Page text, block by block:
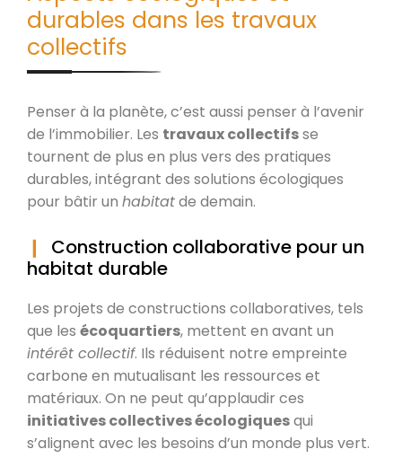
durables dans les travaux
collectifs
Penser à la planète, c’est aussi penser à l’avenir
de l’immobilier. Les travaux collectifsse
tournent de plus en plus vers des pratiques
durables, intégrant des solutions écologiques
pour bâtir un habitatde demain.
Construction collaborative pour un
habitat durable
Les projets de constructions collaboratives, tels
que les écoquartiers, mettent en avant un
intérêt collectif. Ils réduisent notre empreinte
carbone en mutualisant les ressources et
matériaux. On ne peut qu’applaudir ces
initiatives collectives écologiquesqui
s’alignent avec les besoins d’un monde plus vert.